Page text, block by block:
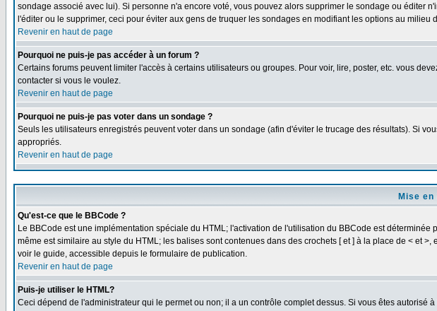
sondage associé avec lui). Si personne n'a encore voté, vous pouvez alors supprimer le sondage ou éditer
l'éditer ou le supprimer, ceci pour éviter aux gens de truquer les sondages en modifiant les options au milieu
Revenir en haut de page
Pourquoi ne puis-je pas accéder à un forum ?
Certains forums peuvent limiter l'accès à certains utilisateurs ou groupes. Pour voir, lire, poster, etc. vous
contacter si vous le voulez.
Revenir en haut de page
Pourquoi ne puis-je pas voter dans un sondage ?
Seuls les utilisateurs enregistrés peuvent voter dans un sondage (afin d'éviter le trucage des résultats). Si
appropriés.
Revenir en haut de page
Mise
Qu'est-ce que le BBCode ?
Le BBCode est une implémentation spéciale du HTML; l'activation de l'utilisation du BBCode est
même est similaire au style du HTML; les balises sont contenues dans des crochets [ et ] à la place de < et
voir le guide, accessible depuis le formulaire de publication.
Revenir en haut de page
Puis-je utiliser le HTML?
Ceci dépend de l'administrateur qui le permet ou non; il a un contrôle complet dessus. Si vous êtes